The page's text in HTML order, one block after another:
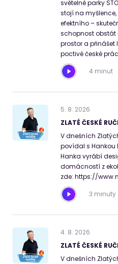
světelné parky
stojí na
efektního –
schopnost obstát
prostor a
poctivé české
4 minut
5. 8. 2026
ZLATÉ ČESKÉ
V dnešních
povídal s Hankou
Hanka vyrábí
domácností z
zde: https://
3 minuty
4. 8. 2026
ZLATÉ ČESKÉ
V dnešních